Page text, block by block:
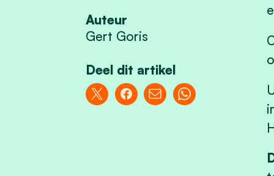
Auteur
Gert Goris
Deel dit artikel